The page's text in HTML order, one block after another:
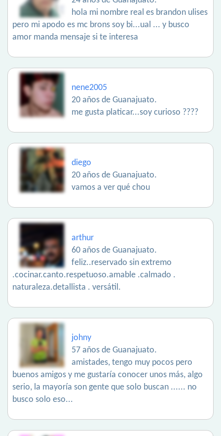
hola mi nombre real es brandon ulises
pero mi apodo es mc brons soy bi...ual ... y busco
amor manda mensaje si te interesa
nene2005
20 años de Guanajuato.
me gusta platicar...soy curioso ????
diego
20 años de Guanajuato.
vamos a ver qué chou
arthur
60 años de Guanajuato.
feliz..reservado sin extremo
.cocinar.canto.respetuoso.amable .calmado .
naturaleza.detallista . versátil.
johny
57 años de Guanajuato.
amistades, tengo muy pocos pero
buenos amigos y me gustaría conocer unos más, algo
serio, la mayoría son gente que solo buscan ...... no
busco solo eso...